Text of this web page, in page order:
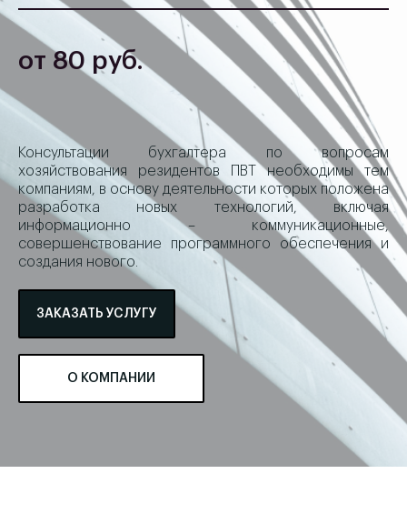
от 80 руб.
Консультации бухгалтера по вопросам
хозяйствования резидентов ПВТ необходимы тем
компаниям, в основу деятельности которых положена
разработка новых технологий, включая
информационно – коммуникационные,
совершенствование программного обеспечения и
создания нового.
ЗАКАЗАТЬ УСЛУГУ
О КОМПАНИИ